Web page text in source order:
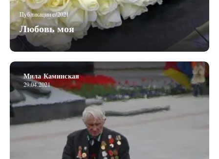
Публикации c/2021
Любовь моя
Мила Каминская
29.04.2021